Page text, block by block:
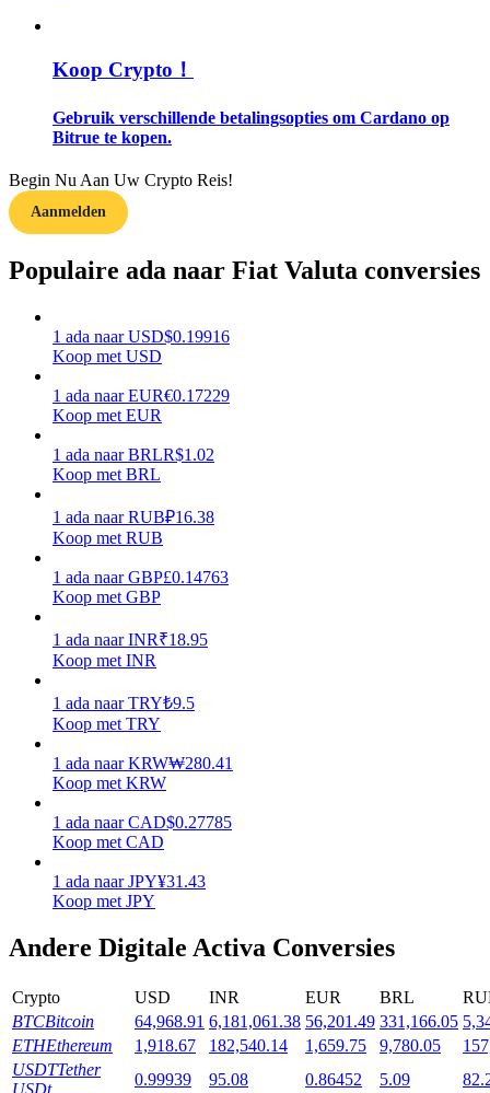
Verdien dagelijks competitieve beloningen
Uitzetten
Launchpool
Flexibel staken om populaire tokens te verdienen.
Koop Crypto！
Gebruik verschillende betalingsopties om Cardano op
Bitrue te kopen.
Begin Nu Aan Uw Crypto Reis!
Aanmelden
Populaire ada naar Fiat Valuta conversies
1 ada naar USD$0.19916
Koop met USD
1 ada naar EUR€0.17229
Koop met EUR
1 ada naar BRLR$1.02
Koop met BRL
1 ada naar RUB₽16.38
Koop met RUB
1 ada naar GBP£0.14763
Koop met GBP
1 ada naar INR₹18.95
Koop met INR
1 ada naar TRY₺9.5
Koop met TRY
1 ada naar KRW₩280.41
Koop met KRW
1 ada naar CAD$0.27785
Koop met CAD
1 ada naar JPY¥31.43
Koop met JPY
Andere Digitale Activa Conversies
Crypto USD INR EUR BRL
BTCBitcoin 64,968.91 6,181,061.38 56,201.49 331,166.05
ETHEthereum 1,918.67 182,540.14 1,659.75 9,780.05
USDTTether
USDt
0.99939 95.08 0.86452 5.09